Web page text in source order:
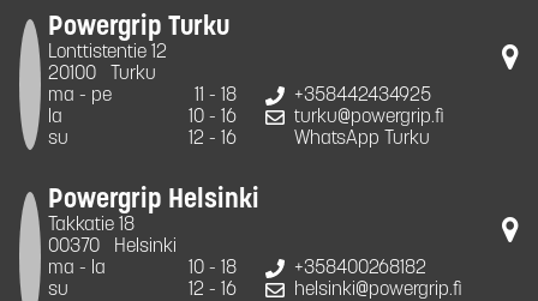
Powergrip Turku
Lonttistentie 12
20100
Turku
ma - pe
11 - 18
la
10 - 16
su
12 - 16
+358442434925
turku@powergrip.fi
WhatsApp Turku
Powergrip Helsinki
Takkatie 18
00370
Helsinki
ma - la
10 - 18
su
12 - 16
+358400268182
helsinki@powergrip.fi